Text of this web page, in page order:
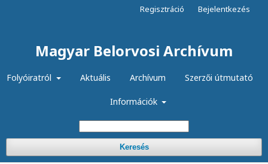
Magyar Belorvosi Archívum
Folyóiratról Aktuális Archívum Szerzői útmutató
Információk
Keresés
Regisztráció Bejelentkezés